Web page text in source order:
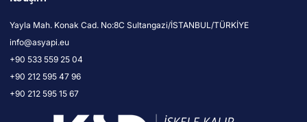
Yayla Mah. Konak Cad. No:8C Sultangazi/İSTANBUL/TÜRKİYE
info@asyapi.eu
+90 533 559 25 04
+90 212 595 47 96
+90 212 595 15 67